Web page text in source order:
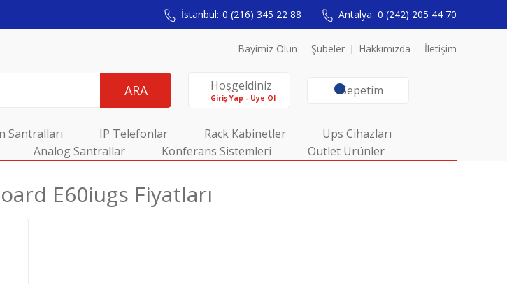
İstanbul: 0 (216) 345 22 88 Antalya: 0 (242) 205 44 70
Bayimiz Olun Şubeler Hakkımızda İletişim
ARA Hoşgeldiniz
Giriş Yap - Üye Ol Sepetim
Santralları IP Telefonlar Rack Kabinetler
Ups Cihazları
Analog Santrallar Konferans Sistemleri Outlet Ürünler
E60iugs Fiyatları